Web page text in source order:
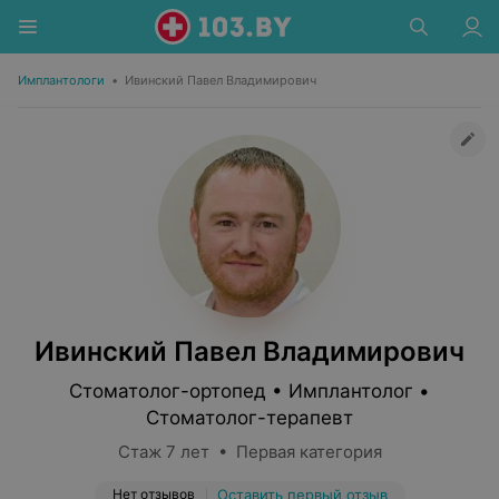
Имплантологи • Ивинский Павел Владимирович
Ивинский Павел Владимирович
Стоматолог-ортопед • Имплантолог •
Стоматолог-терапевт
Стаж 7 лет • Первая категория
Нет отзывов Оставить первый отзыв